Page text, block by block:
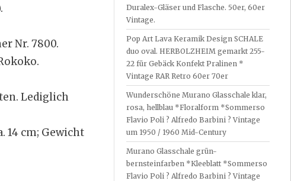
Nr. 7800.
Lediglich
14 cm; Gewicht
Duralex-Gläser und Flasche. 50er, 60er
Vintage.
Pop Art Lava Keramik Design SCHALE
duo oval. HERBOLZHEIM gemarkt 255-
22 für Gebäck Konfekt Pralinen *
Vintage RAR Retro 60er 70er
Wunderschöne Murano Glasschale klar,
rosa, hellblau *Floralform *Sommerso
Flavio Poli ? Alfredo Barbini ? Vintage
um 1950 / 1960 Mid-Century
Murano Glasschale grün-
bernsteinfarben *Kleeblatt *Sommerso
Flavio Poli ? Alfredo Barbini ? Vintage